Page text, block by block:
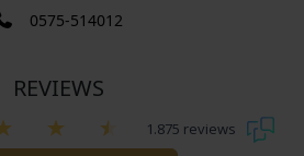
0575-514012
REVIEWS
1.875 reviews